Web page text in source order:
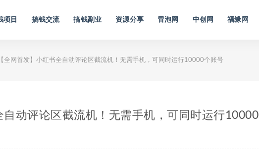
项目 搞钱交流 搞钱副业 资源分享 冒泡网 中创网 福缘网
全网首发】小红书全自动评论区截流机！无需手机，可同时运行10000个账号
自动评论区截流机！无需手机，可同时运行10000